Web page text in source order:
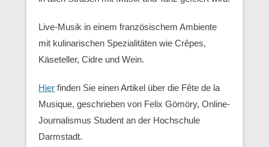
Live-Musik in einem französischem Ambiente
mit kulinarischen Spezialitäten wie Crêpes,
Käseteller, Cidre und Wein.
Hier finden Sie einen Artikel über die Fête de la
Musique, geschrieben von Felix Gömöry, Online-
Journalismus Student an der Hochschule
Darmstadt.